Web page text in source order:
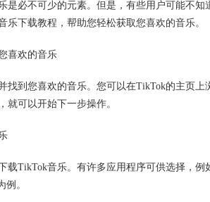
是必不可少的元素。但是，有些用户可能不
下载教程，帮助您轻松获取您喜欢的音乐。
喜欢的音乐
找到您喜欢的音乐。您可以在TikTok的主页
就可以开始下一步操作。
TikTok音乐。有许多应用程序可供选择，例
。